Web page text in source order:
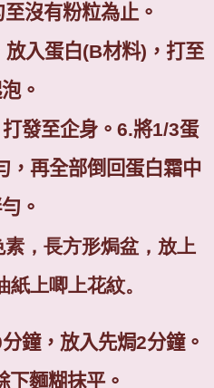
沒有粉粒為止。
放入蛋白(B材料) ，打至
。
發至企身。 6.將1/3蛋
，再全部倒回蛋白霜中
。
， 長方形焗盆，放上
紙上唧上花紋。
鐘，放入先焗2分鐘。
下麵糊抹平。